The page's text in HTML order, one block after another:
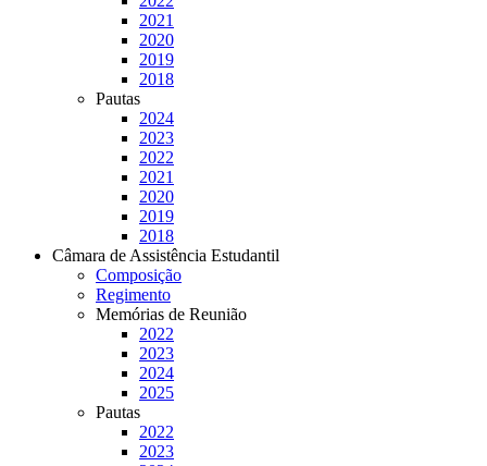
2021
2020
2019
2018
Pautas
2024
2023
2022
2021
2020
2019
2018
Câmara de Assistência Estudantil
Composição
Regimento
Memórias de Reunião
2022
2023
2024
2025
Pautas
2022
2023